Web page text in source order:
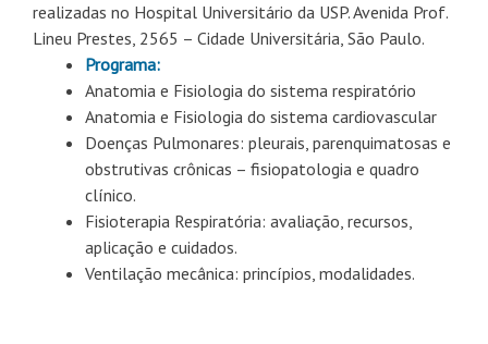
realizadas no Hospital Universitário da USP. Avenida Prof.
Lineu Prestes, 2565 – Cidade Universitária, São Paulo.
Programa:
Anatomia e Fisiologia do sistema respiratório
Anatomia e Fisiologia do sistema cardiovascular
Doenças Pulmonares: pleurais, parenquimatosas e
obstrutivas crônicas – fisiopatologia e quadro
clínico.
Fisioterapia Respiratória: avaliação, recursos,
aplicação e cuidados.
Ventilação mecânica: princípios, modalidades.